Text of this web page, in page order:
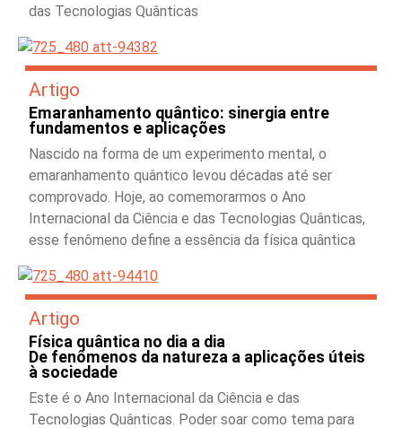
das Tecnologias Quânticas
Artigo
Emaranhamento quântico: sinergia entre
fundamentos e aplicações
Nascido na forma de um experimento mental, o
emaranhamento quântico levou décadas até ser
comprovado. Hoje, ao comemorarmos o Ano
Internacional da Ciência e das Tecnologias Quânticas,
esse fenômeno define a essência da física quântica
Artigo
Física quântica no dia a dia
De fenômenos da natureza a aplicações úteis
à sociedade
Este é o Ano Internacional da Ciência e das
Tecnologias Quânticas. Poder soar como tema para